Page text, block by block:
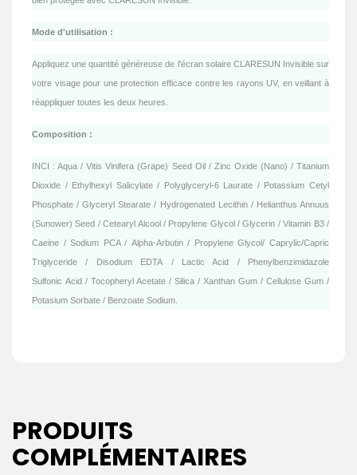
Mode d'utilisation :
Appliquez une quantité généreuse de l'écran solaire CLARESUN Invisible sur
votre visage pour une protection efficace contre les rayons UV, en veillant à
réappliquer toutes les deux heures.
Composition :
INCI : Aqua / Vitis Vinifera (Grape) Seed Oil / Zinc Oxide (Nano) / Titanium
Dioxide / Ethylhexyl Salicylate / Polyglyceryl-6 Laurate / Potassium Cetyl
Phosphate / GlycerylStearate / Hydrogenated Lecithin / Helianthus Annuus
(Sunower) Seed /Cetearyl Alcool / Propylene Glycol / Glycerin /Vitamin B3 /
Caeine / Sodium PCA / Alpha-Arbutin / Propylene Glycol/Caprylic/Capric
Triglyceride / Disodium EDTA / Lactic Acid / Phenylbenzimidazole
Sulfonic Acid / Tocopheryl Acetate / Silica / Xanthan Gum / Cellulose Gum /
Potasium Sorbate / Benzoate Sodium.
PRODUITS
COMPLÉMENTAIRES